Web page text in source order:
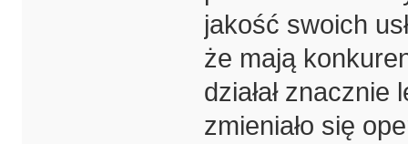
jakość swoich
że mają
działał
zmieniało się